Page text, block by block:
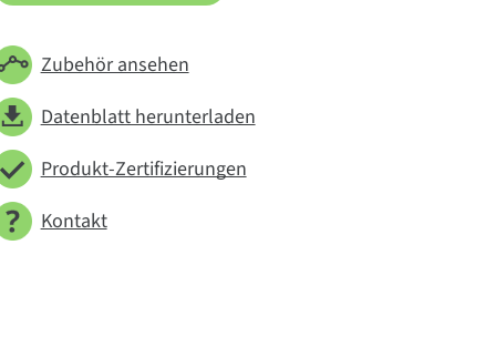
Zubehör ansehen
Datenblatt herunterladen
Produkt-Zertifizierungen
Kontakt